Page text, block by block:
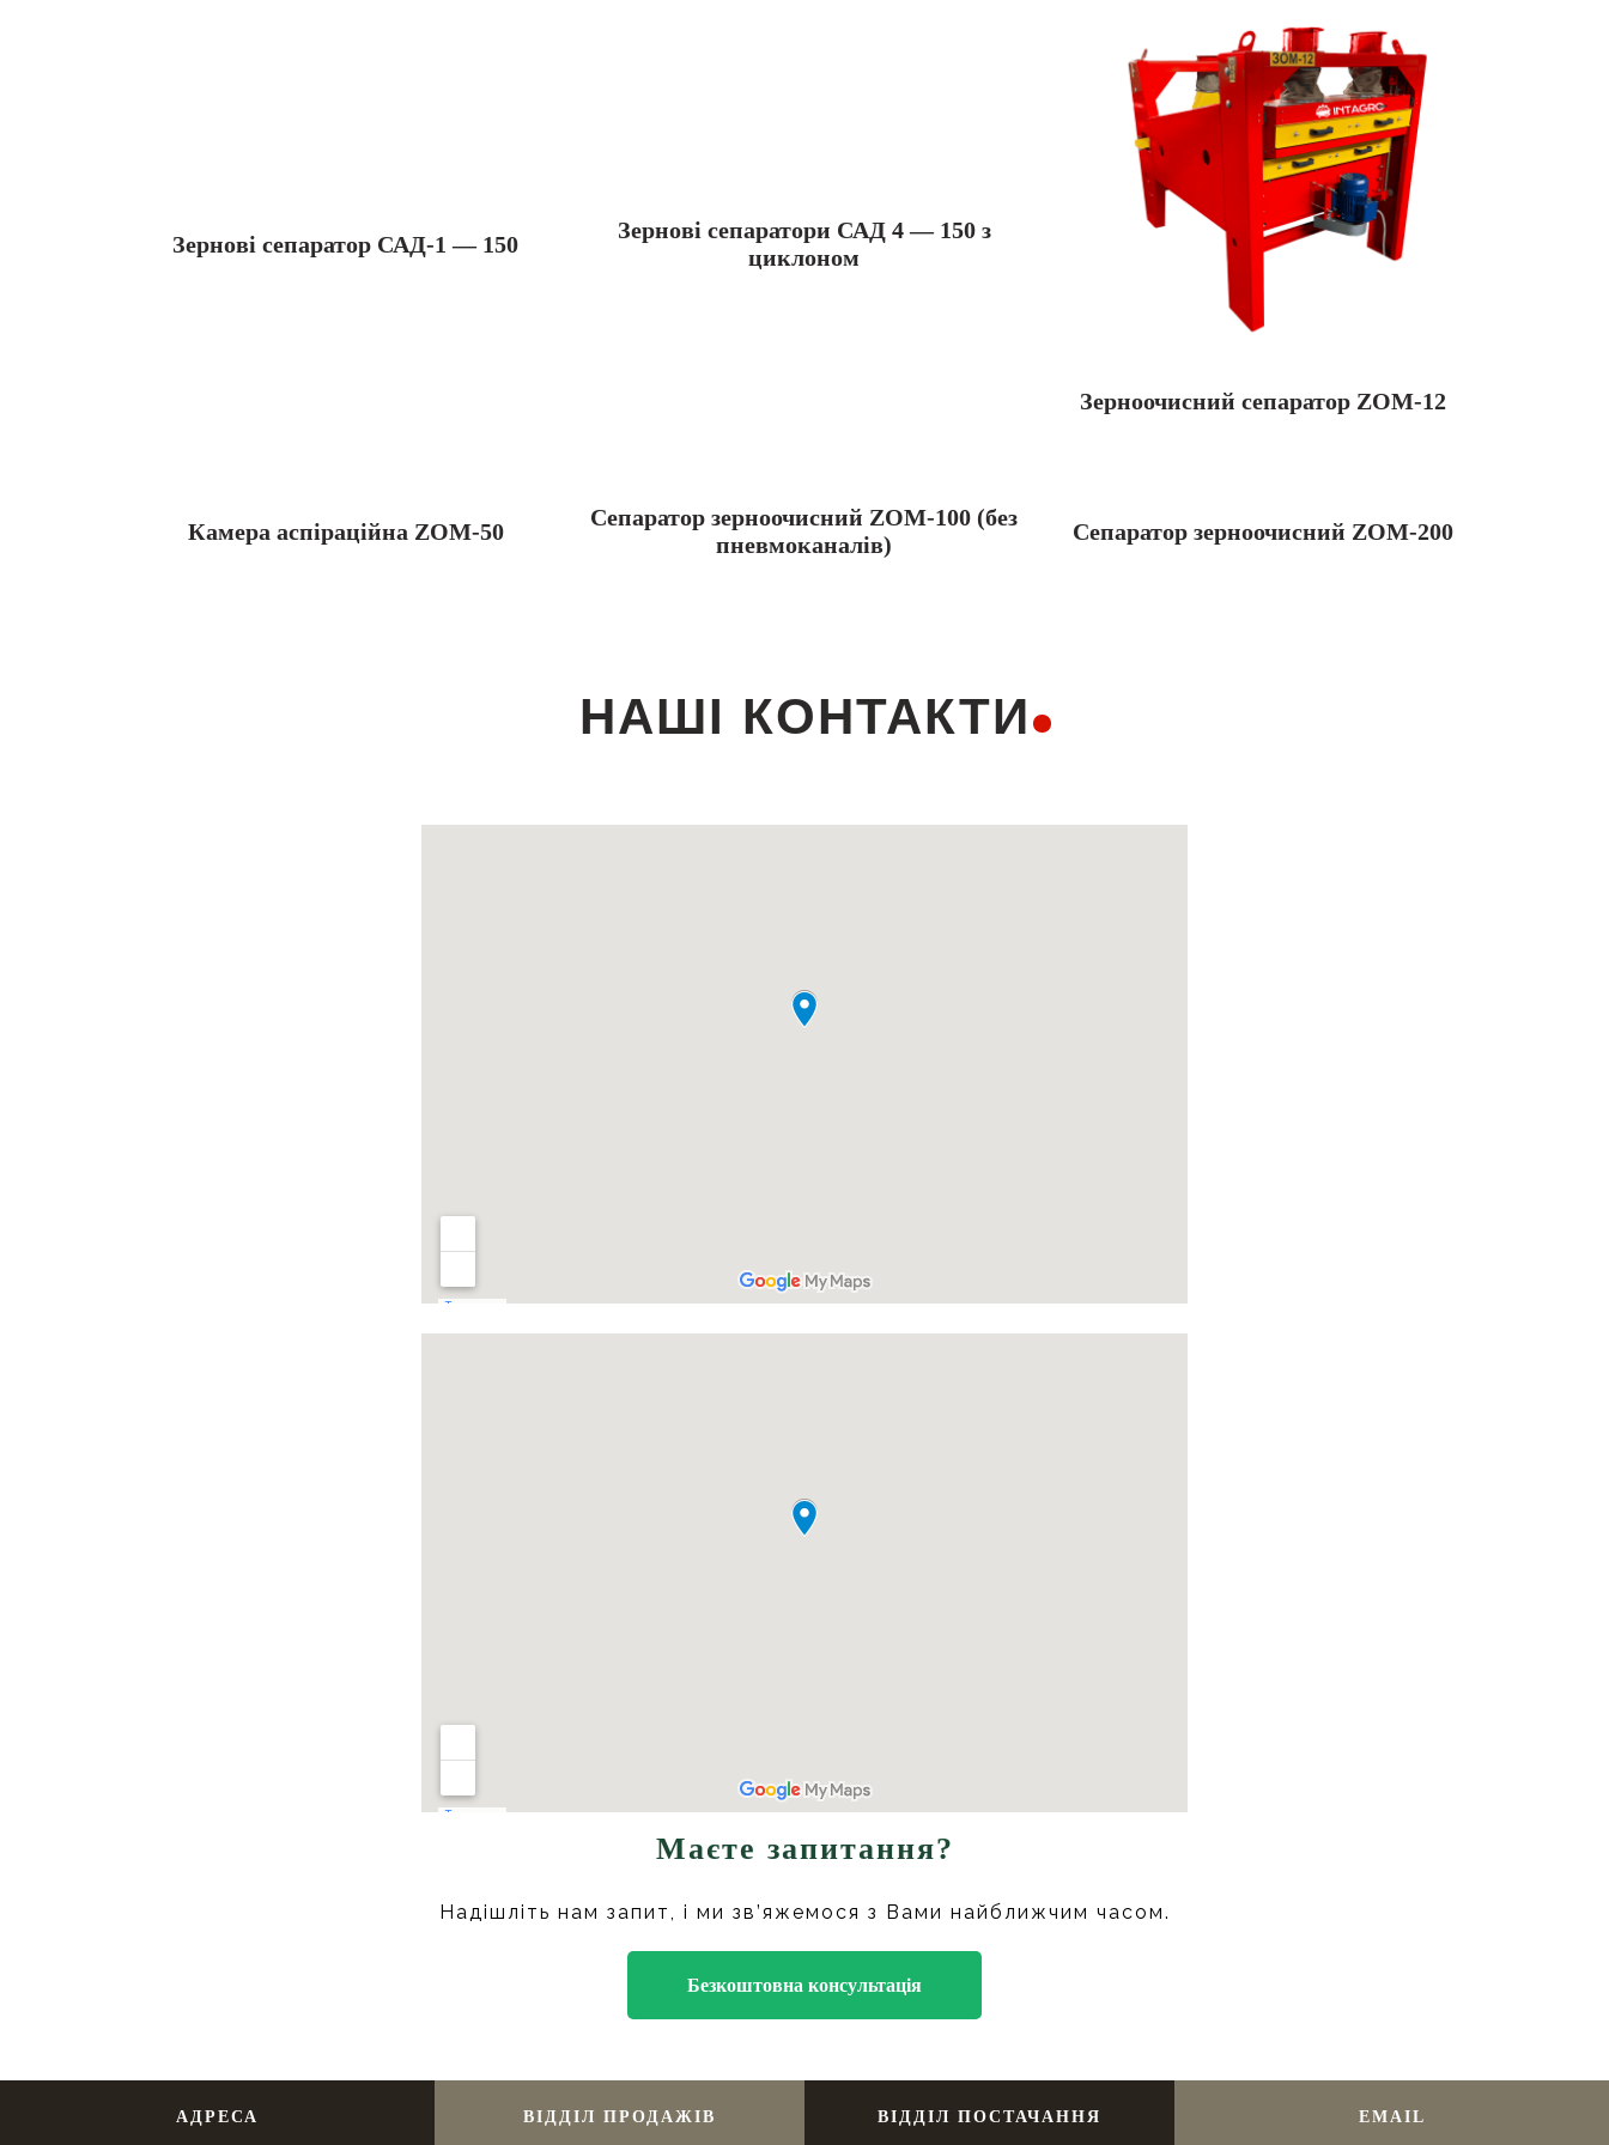
Зернові сепаратор САД-1 — 150
Зернові сепаратори САД 4 — 150 з
циклоном
Зерноочисний сепаратор ZOM-12
Камера аспіраційна ZOM-50
Сепаратор зерноочисний ZOM-100 (без
пневмоканалів)
Сепаратор зерноочисний ZOM-200
НАШІ КОНТАКТИ
Маєте запитання?
Надішліть нам запит, і ми зв’яжемося з Вами найближчим часом.
Безкоштовна консультація
АДРЕСА ВІДДІЛ ПРОДАЖІВ ВІДДІЛ ПОСТАЧАННЯ EMAIL